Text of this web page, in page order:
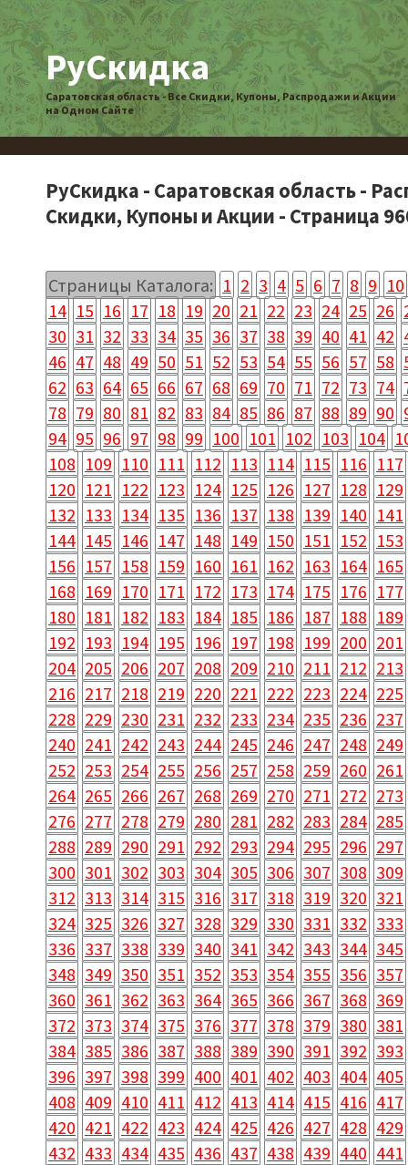
РуСкидка
Саратовская область - Все Скидки, Купоны, Распродажи и Акции
на Одном Сайте
РуСкидка - Саратовская область -
Скидки, Купоны и Акции - Страница
Страницы Каталога: 1 2 3 4 5 6 7 8 9 10
14 15 16 17 18 19 20 21 22 23 24 25 26
30 31 32 33 34 35 36 37 38 39 40 41 42
46 47 48 49 50 51 52 53 54 55 56 57 58
62 63 64 65 66 67 68 69 70 71 72 73 74
78 79 80 81 82 83 84 85 86 87 88 89 90
94 95 96 97 98 99 100 101 102 103 104
108 109 110 111 112 113 114 115 116 117
120 121 122 123 124 125 126 127 128 129
132 133 134 135 136 137 138 139 140 141
144 145 146 147 148 149 150 151 152 153
156 157 158 159 160 161 162 163 164 165
168 169 170 171 172 173 174 175 176 177
180 181 182 183 184 185 186 187 188 189
192 193 194 195 196 197 198 199 200 201
204 205 206 207 208 209 210 211 212 213
216 217 218 219 220 221 222 223 224 225
228 229 230 231 232 233 234 235 236 237
240 241 242 243 244 245 246 247 248 249
252 253 254 255 256 257 258 259 260 261
264 265 266 267 268 269 270 271 272 273
276 277 278 279 280 281 282 283 284 285
288 289 290 291 292 293 294 295 296 297
300 301 302 303 304 305 306 307 308 309
312 313 314 315 316 317 318 319 320 321
324 325 326 327 328 329 330 331 332 333
336 337 338 339 340 341 342 343 344 345
348 349 350 351 352 353 354 355 356 357
360 361 362 363 364 365 366 367 368 369
372 373 374 375 376 377 378 379 380 381
384 385 386 387 388 389 390 391 392 393
396 397 398 399 400 401 402 403 404 405
408 409 410 411 412 413 414 415 416 417
420 421 422 423 424 425 426 427 428 429
432 433 434 435 436 437 438 439 440 441